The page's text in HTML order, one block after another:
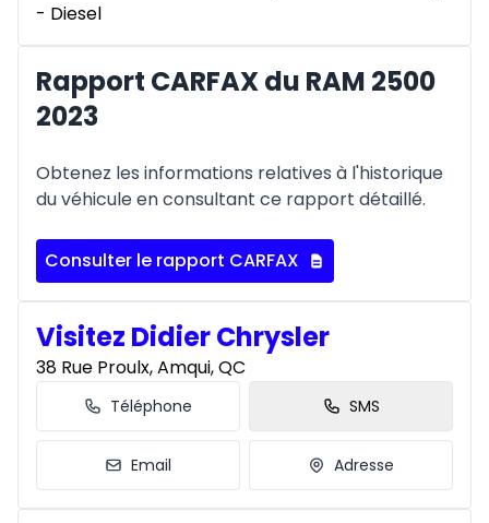
- Diesel
Rapport CARFAX du RAM 2500
2023
Obtenez les informations relatives à l'historique
du véhicule en consultant ce rapport détaillé.
Consulter le rapport CARFAX
Visitez Didier Chrysler
38 Rue Proulx, Amqui, QC
Téléphone SMS
Email Adresse